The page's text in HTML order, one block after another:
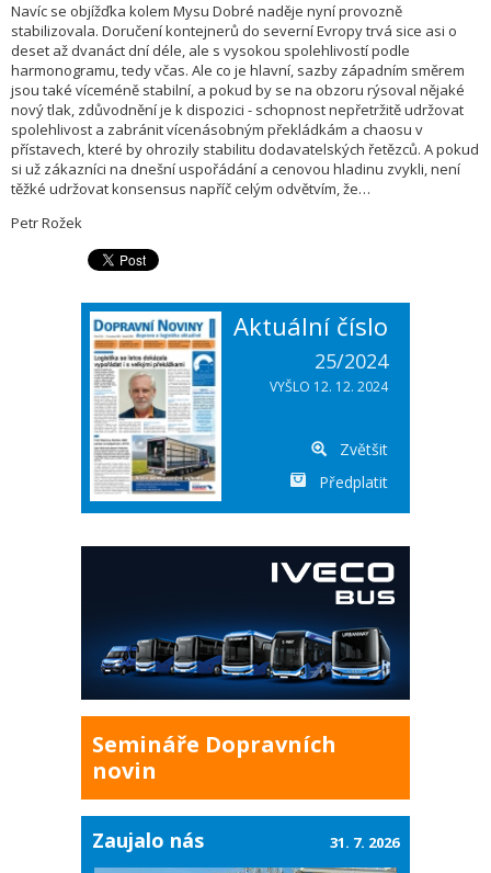
Navíc se objížďka kolem Mysu Dobré naděje nyní provozně
stabilizovala. Doručení kontejnerů do severní Evropy trvá sice asi o
deset až dvanáct dní déle, ale s vysokou spolehlivostí podle
harmonogramu, tedy včas. Ale co je hlavní, sazby západním směrem
jsou také víceméně stabilní, a pokud by se na obzoru rýsoval nějaké
nový tlak, zdůvodnění je k dispozici - schopnost nepřetržitě udržovat
spolehlivost a zabránit vícenásobným překládkám a chaosu v
přístavech, které by ohrozily stabilitu dodavatelských řetězců. A pokud
si už zákazníci na dnešní uspořádání a cenovou hladinu zvykli, není
těžké udržovat konsensus napříč celým odvětvím, že…
Petr Rožek
Aktuální číslo
25/2024
VYŠLO 12. 12. 2024
Zvětšit
Předplatit
Semináře Dopravních
novin
Zaujalo nás 31. 7. 2026